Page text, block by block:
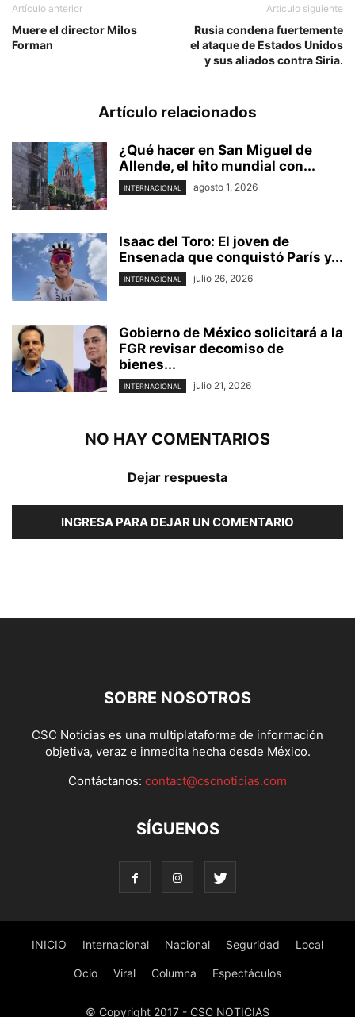
Artículo anterior
Muere el director Milos
Forman
Artículo siguiente
Rusia condena fuertemente
el ataque de Estados Unidos
y sus aliados contra Siria.
Artículo relacionados
¿Qué hacer en San Miguel de
Allende, el hito mundial con...
INTERNACIONAL agosto 1, 2026
Isaac del Toro: El joven de
Ensenada que conquistó París y...
INTERNACIONAL julio 26, 2026
Gobierno de México solicitará a la
FGR revisar decomiso de
bienes...
INTERNACIONAL julio 21, 2026
NO HAY COMENTARIOS
Dejar respuesta
INGRESA PARA DEJAR UN COMENTARIO
SOBRE NOSOTROS
CSC Noticias es una multiplataforma de información
objetiva, veraz e inmedita hecha desde México.
Contáctanos: contact@cscnoticias.com
SÍGUENOS
INICIO Internacional Nacional Seguridad Local
Ocio Viral Columna Espectáculos
© Copyright 2017 - CSC NOTICIAS